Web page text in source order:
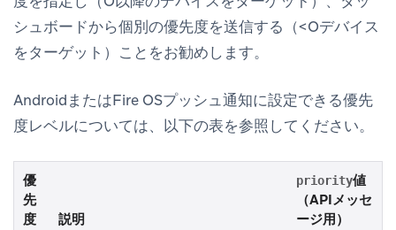
シュボードから個別の優先度を送信する（<Oデバイス
をターゲット）ことをお勧めします。
AndroidまたはFire OSプッシュ通知に設定できる優先
度レベルについては、以下の表を参照してください。
優
先
度
説明
priority値
（APIメッセ
ージ用）